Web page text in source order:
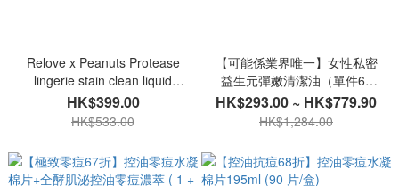
Relove x Peanuts Protease
lingerie stain clean liquid
220ml
HK$399.00
HK$533.00
【可能係業界唯一】女性私密
益生元彈嫩清潔油（單件68
折、任選兩件63折、任選三件
61折）
HK$293.00 ~ HK$779.90
HK$1,284.00